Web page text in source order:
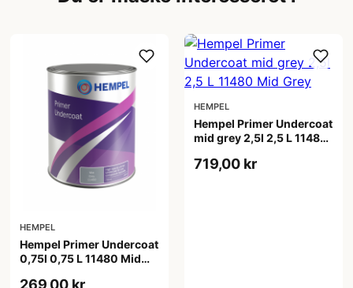
HEMPEL
Hempel Primer Undercoat
0,75l 0,75 L 11480 Mid
269,00 kr
HEMPEL
Hempel Primer Undercoat
mid grey 2,5l 2,5 L 11480
719,00 kr